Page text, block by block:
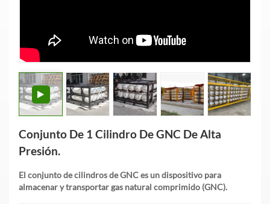
Conjunto De 1 Cilindro De GNC De Alta
Presión.
El conjunto de cilindros de GNC es un dispositivo para
almacenar y transportar gas natural comprimido (GNC).